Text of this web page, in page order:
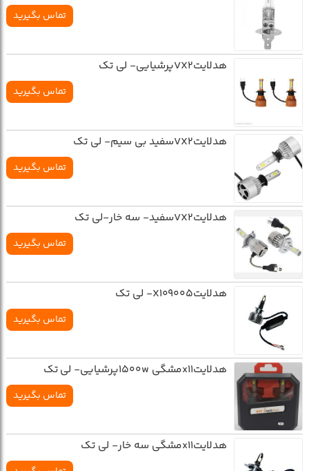
تماس بگیرید
هدلايتVX2پرشيايي- لي تک
تماس بگیرید
هدلايتVX2سفيد بي سيم- لي تک
تماس بگیرید
هدلايتVX2سفيد- سه خار-لي تک
تماس بگیرید
هدلايتX109005- لي تک
تماس بگیرید
هدلايتx11مشگي 1500wپرشيايي- لي تک
تماس بگیرید
هدلايتx11مشگي سه خار- لي تک